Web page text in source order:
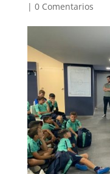
| 0 Comentarios